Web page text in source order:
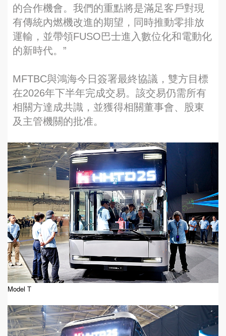
的合作機會。我們的重點將是滿足客戶對現
有傳統內燃機改進的期望，同時推動零排放
運輸，並帶領FUSO巴士進入數位化和電動化
的新時代。”
MFTBC與鴻海今日簽署最終協議，雙方目標
在2026年下半年完成交易。該交易仍需所有
相關方達成共識，並獲得相關董事會、股東
及主管機關的批准。
Model T